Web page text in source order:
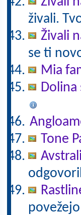
živali.
Živali
se ti
Mia
Tone